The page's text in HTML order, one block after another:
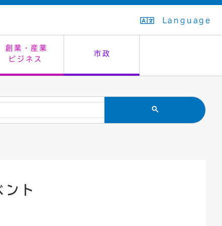
Language
創業・産業
ビジネス
市政
生活排水
市民安全
教育委員会
入学式・卒業式
救急・夜間診療
感染症
施設予約（まつぼっくり）
はたちの集い
指定管理者制度
公共事業の技術監理
議会
オープンデータ
ト